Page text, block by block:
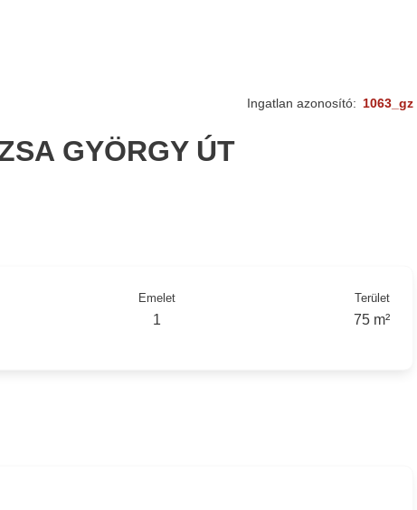
Ingatlan azonosító: 1063_gz
GYÖRGY ÚT
Emelet
1
Terület
75 m²